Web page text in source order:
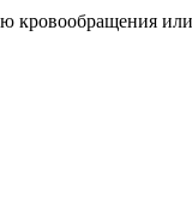
кровообращения